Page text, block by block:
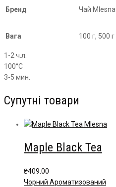
Бренд Чай Mlesna
Вага 100 г, 500 г
1-2 ч.л.
100°С
3-5 мин.
Супутні товари
Maple Black Tea
₴409.00
Чорний Ароматизований